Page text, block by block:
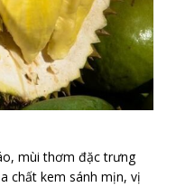
mùi thơm đặc trưng
chất kem sánh mịn, vị